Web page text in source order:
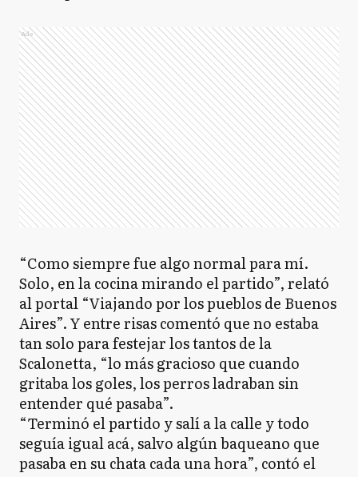
Ads
“Como siempre fue algo normal para mí.
Solo, en la cocina mirando el partido”, relató
al portal “Viajando por los pueblos de Buenos
Aires”. Y entre risas comentó que no estaba
tan solo para festejar los tantos de la
Scalonetta, “lo más gracioso que cuando
gritaba los goles, los perros ladraban sin
entender qué pasaba”.
“Terminó el partido y salí a la calle y todo
seguía igual acá, salvo algún baqueano que
pasaba en su chata cada una hora”, contó el